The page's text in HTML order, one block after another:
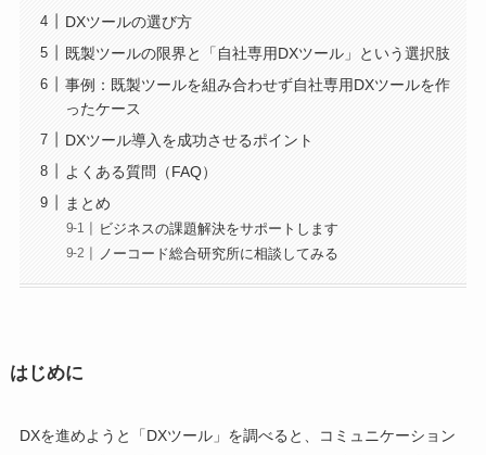
DXツールの選び方
既製ツールの限界と「自社専用DXツール」という選択肢
事例：既製ツールを組み合わせず自社専用DXツールを作
ったケース
DXツール導入を成功させるポイント
よくある質問（FAQ）
まとめ
ビジネスの課題解決をサポートします
ノーコード総合研究所に相談してみる
はじめに
DXを進めようと「DXツール」を調べると、コミュニケーション